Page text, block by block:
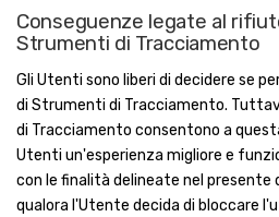
Conseguenze legate al
Strumenti di Tracciamento
Gli Utenti sono liberi di decidere se
di Strumenti di Tracciamento.
di Tracciamento consentono a
Utenti un'esperienza migliore e
con le finalità delineate nel
qualora l'Utente decida di bloccare